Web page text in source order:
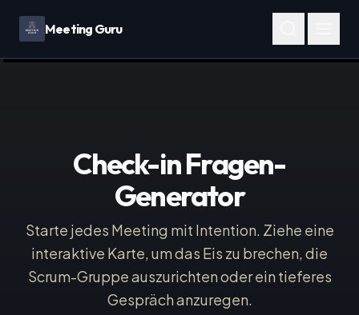
Meeting Guru
Check-in Fragen-
Generator
Starte jedes Meeting mit Intention. Ziehe eine
interaktive Karte, um das Eis zu brechen, die
Scrum-Gruppe auszurichten oder ein tieferes
Gespräch anzuregen.